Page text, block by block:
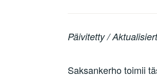
Päivitetty /
Saksankerho toimii